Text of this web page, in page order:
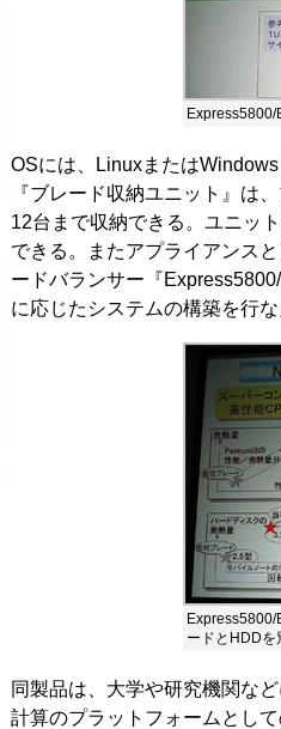
Express5800/
OSには、Linuxまたは
『ブレード収納ユニット』は
12台まで収納できる。ユニッ
できる。またアプライアンス
ードバランサー『
に応じたシステムの構築を行
Express5800/
ードとHDDを
同製品は、大学や研究機関な
計算のプラットフォームとし